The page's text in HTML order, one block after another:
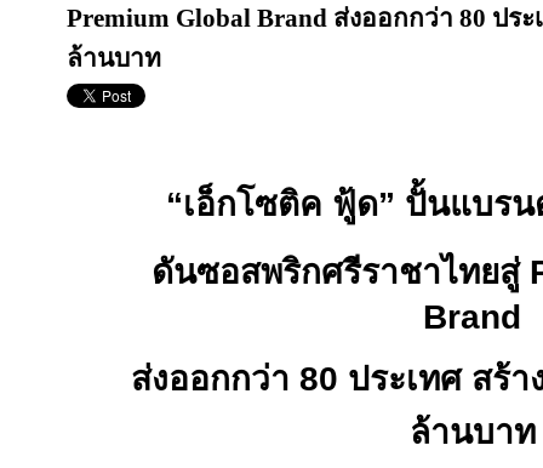
Premium Global Brand ส่งออกกว่า 80 ปร
ล้านบาท
“เอ็กโซติค ฟู้ด” ปั้นแบรน
ดันซอสพริกศรีราชาไทยสู่
Brand
ส่งออกกว่า 80 ประเทศ สร้
ล้านบาท